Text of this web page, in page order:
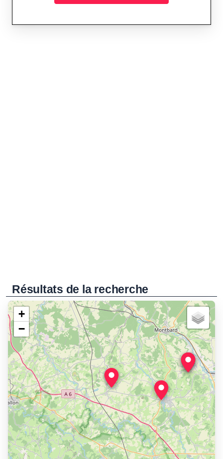
Résultats de la recherche
+
−